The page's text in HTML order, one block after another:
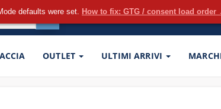
defaults were set. How to fix: GTG / consent load order
OUTLET ULTIMI ARRIVI